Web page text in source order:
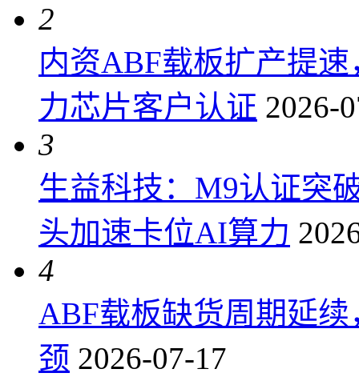
2
内资ABF载板扩产提
力芯片客户认证 2026-
3
生益科技：M9认证突
头加速卡位AI算力
4
ABF载板缺货周期延
颈 2026-07-17